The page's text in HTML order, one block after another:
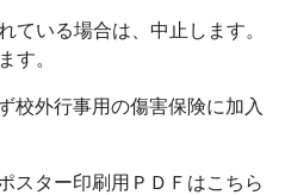
る場合は、中止します。
す。
行事用の傷害保険に加入
ー印刷用ＰＤＦはこちら